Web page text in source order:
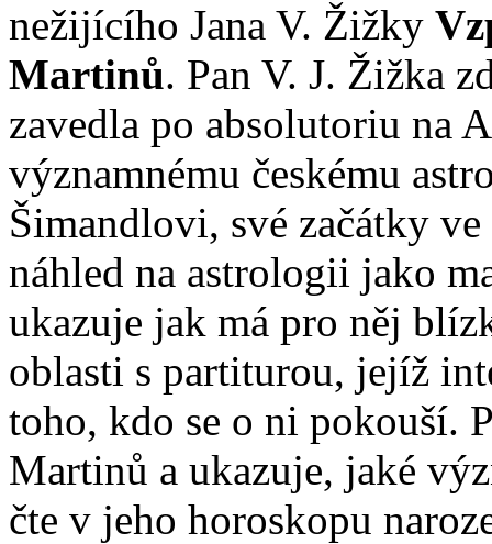
nežijícího Jana V. Žižky
Martinů. Pan V. J. Žižka
zavedla po absolutoriu na
významnému českému
Šimandlovi, své začátky
náhled na astrologii jako
ukazuje jak má pro něj
oblasti s partiturou, jejíž
toho, kdo se o ni pokouší.
Martinů a ukazuje, jaké
čte v jeho horoskopu